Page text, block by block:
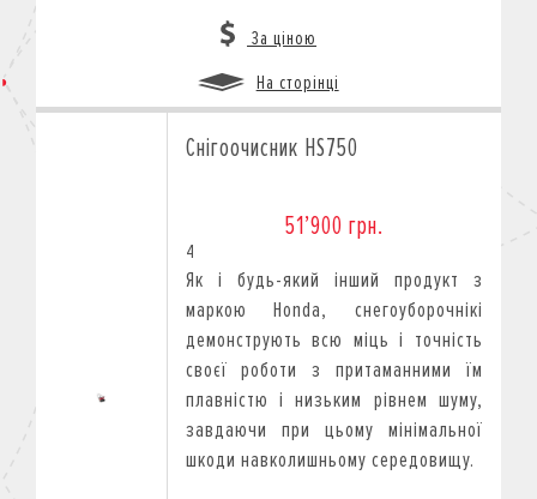
За ціною
На сторінці
Снігоочисник HS750
51’900 грн.
4
Як і будь-який інший продукт з
маркою Honda, снегоуборочнікі
демонструють всю міць і точність
своєї роботи з притаманними їм
плавністю і низьким рівнем шуму,
завдаючи при цьому мінімальної
шкоди навколишньому середовищу.